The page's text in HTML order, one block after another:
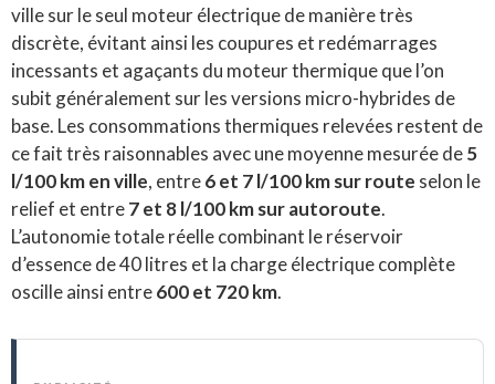
ville sur le seul moteur électrique de manière très
discrète, évitant ainsi les coupures et redémarrages
incessants et agaçants du moteur thermique que l’on
subit généralement sur les versions micro-hybrides de
base. Les consommations thermiques relevées restent de
ce fait très raisonnables avec une moyenne mesurée de5
l/100 km en ville, entre6 et 7 l/100 km sur route selon le
relief et entre7 et 8 l/100 km sur autoroute.
L’autonomie totale réelle combinant le réservoir
d’essence de 40 litres et la charge électrique complète
oscille ainsi entre600 et 720 km.